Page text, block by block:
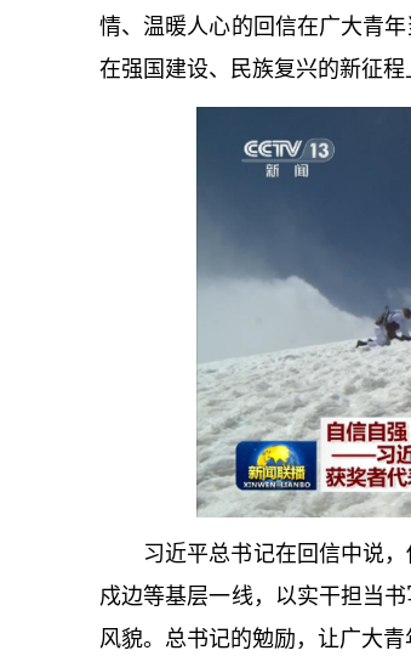
情、温暖人心的回信在广大青
在强国建设、民族复兴的新征程
习近平总书记在回信中说
戍边等基层一线，以实干担当
风貌。 总书记的勉励，让广大青